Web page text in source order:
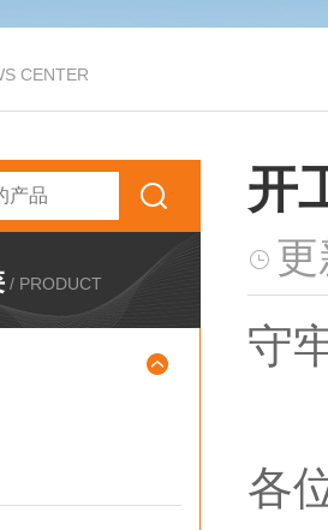
CENTER
/ PRODUCT
开
守
各